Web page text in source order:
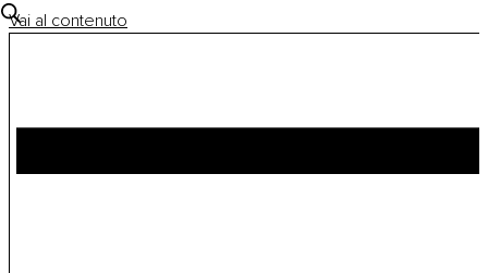
Vai al contenuto